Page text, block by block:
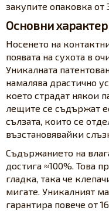
закупите опаковка
Основни
Носенето на
появата на сухота в
Уникалната
намалява драстично
което страдат някои
лещите се съдържат
сълзата, които се
възстановявайки
Съдържанието на
достига ≈100%. Това
гладка, така че
мигате. Уникалният
гарантира повече от